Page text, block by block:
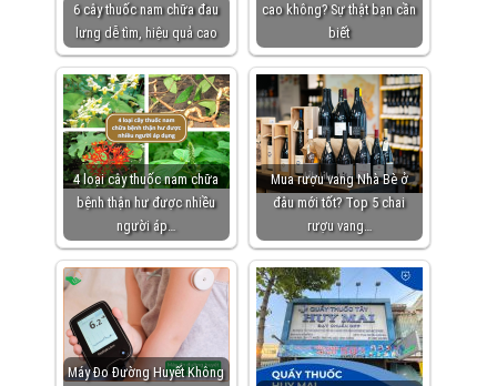
6 cây thuốc nam chữa đau
lưng dễ tìm, hiệu quả cao
cao không? Sự thật bạn cần
biết
4 loại cây thuốc nam chữa
bệnh thận hư được nhiều
người áp…
Mua rượu vang Nhà Bè ở
đâu mới tốt? Top 5 chai
rượu vang…
Máy Đo Đường Huyết Không